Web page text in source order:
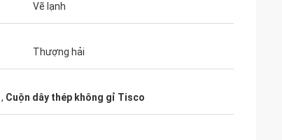
Vẽ lạnh
Thượng hải
, Cuộn dây thép không gỉ Tisco